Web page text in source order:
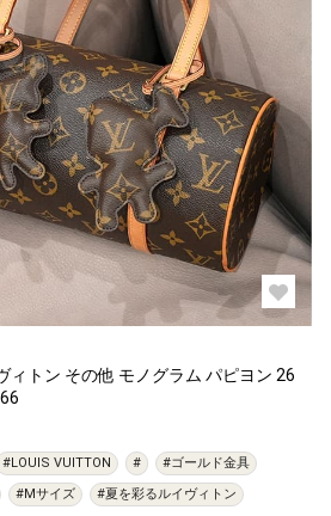
#LOUIS VUITTON #
#ゴールド金具
#Mサイズ #夏を彩るルイヴィトン